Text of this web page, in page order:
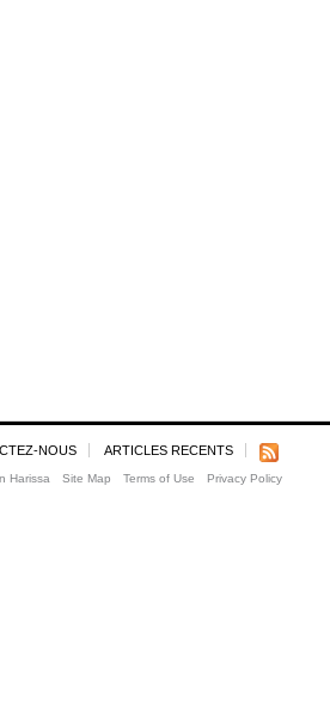
NOUS ARTICLES RECENTS
Harissa Site Map Terms of Use Privacy Policy